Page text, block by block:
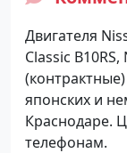
Двигателя
Classic
японских и
Краснодаре.
телефонам.